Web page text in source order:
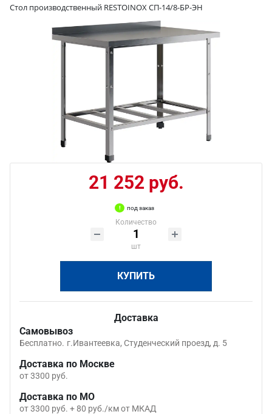
Стол производственный RESTOINOX СП-14/8-БР-ЭН
21 252 руб.
под заказ
Количество
шт
КУПИТЬ
Доставка
Самовывоз
Бесплатно. г.Ивантеевка, Студенческий проезд, д. 5
Доставка по Москве
от 3300 руб.
Доставка по МО
от 3300 руб. + 80 руб./км от МКАД